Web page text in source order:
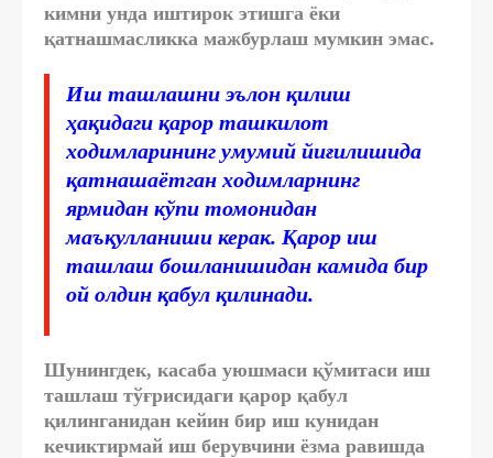
кимни унда иштирок этишга ёки
қатнашмасликка мажбурлаш мумкин эмас.
Иш ташлашни эълон қилиш
ҳақидаги қарор ташкилот
ходимларининг умумий йиғилишида
қатнашаётган ходимларнинг
ярмидан кўпи томонидан
маъқулланиши керак. Қарор иш
ташлаш бошланишидан камида бир
ой олдин қабул қилинади.
Шунингдек, касаба уюшмаси қўмитаси иш
ташлаш тўғрисидаги қарор қабул
қилинганидан кейин бир иш кунидан
кечиктирмай иш берувчини ёзма равишда